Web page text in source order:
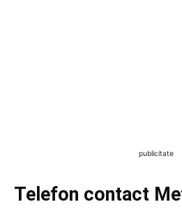
publicitate
Telefon contact